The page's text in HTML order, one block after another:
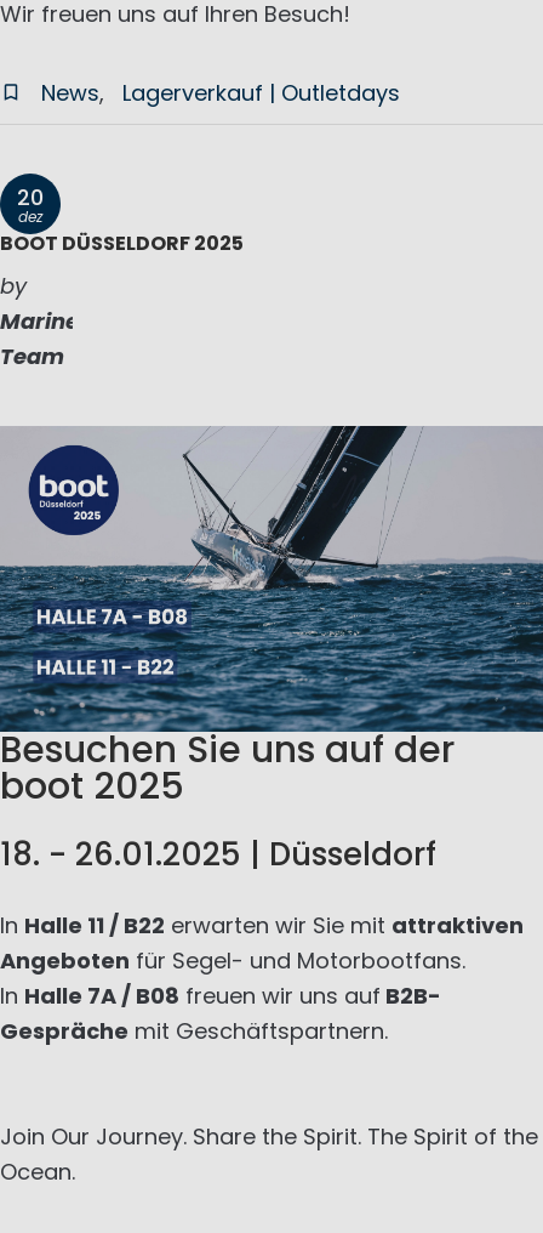
Wir freuen uns auf Ihren Besuch!
News Lagerverkauf | Outletdays
20
dez
BOOT DÜSSELDORF 2025
by
Marinepool
Team
Besuchen Sie uns auf der
boot 2025
18. - 26.01.2025 | Düsseldorf
In Halle 11 / B22 erwarten wir Sie mit attraktiven
Angeboten für Segel- und Motorbootfans.
In Halle 7A / B08 freuen wir uns auf B2B-
Gespräche mit Geschäftspartnern.
Join Our Journey. Share the Spirit. The Spirit of the
Ocean.